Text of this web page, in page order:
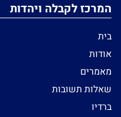
המרכז לקבלה ויהדות
בית
אודות
מאמרים
שאלות תשובות
ברדיו